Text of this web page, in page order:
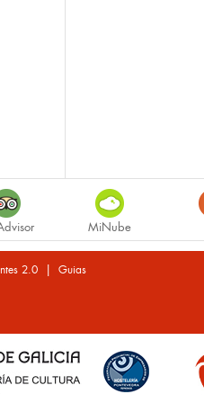
MiNube
2.0 | Guias